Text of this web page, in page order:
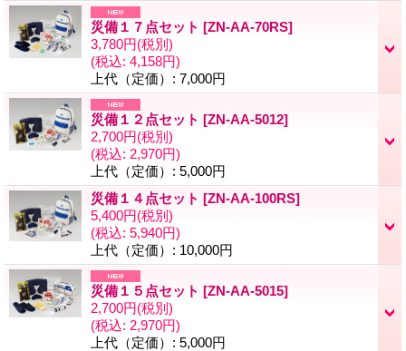
災備１７点セット [ZN-AA-70RS]
3,780円(税別)
(税込: 4,158円)
上代（定価） : 7,000円
災備１２点セット [ZN-AA-5012]
2,700円(税別)
(税込: 2,970円)
上代（定価） : 5,000円
災備１４点セット [ZN-AA-100RS]
5,400円(税別)
(税込: 5,940円)
上代（定価） : 10,000円
災備１５点セット [ZN-AA-5015]
2,700円(税別)
(税込: 2,970円)
上代（定価） : 5,000円